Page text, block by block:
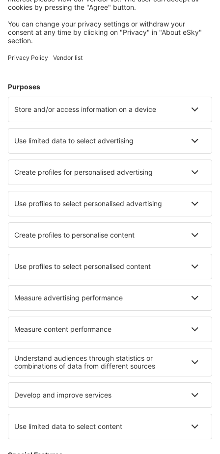
Cele mai căutate hoteluri de către utilizatorii eSky
Hoteluri în Marea Britanie - Orașe populare
Hoteluri în Liverpool
Hoteluri în Bedford Hoteluri în Leicester
Hoteluri în Padstow Hoteluri în Salford
Cele mai bune hoteluri - orașe
Hoteluri în Manchester Hoteluri în Yering
Hoteluri în Patagonia Hoteluri în Grecia
Hoteluri în Darlington Hoteluri în Janov
Hoteluri în Cuglieri Hoteluri în Klevshult
Cele mai bune hoteluri - regiuni
Hoteluri în Guernsey Hoteluri în Marea Britanie
Hoteluri in Scotland Hoteluri în Mauritius
Hoteluri in Macedonia de Est și Tracia
Hoteluri in Parcul Național Camdeboo
Hoteluri în Disneyland Paris